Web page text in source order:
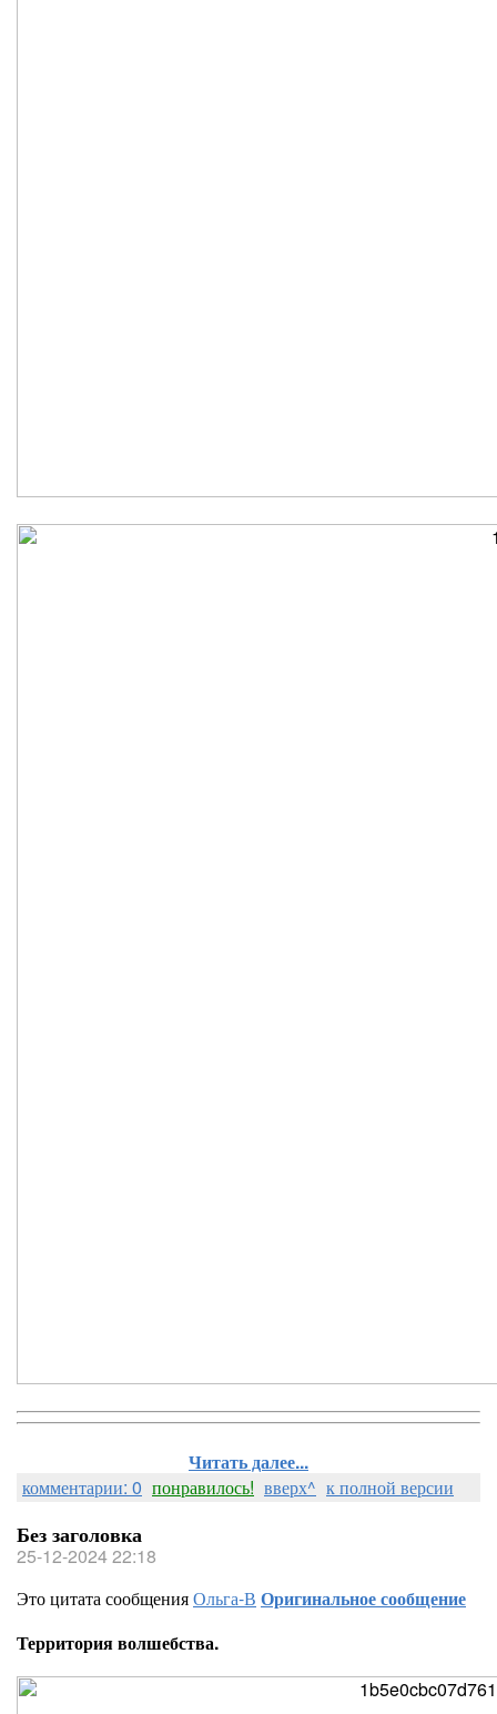
Читать далее...
комментарии: 0 понравилось! вверх^ к полной версии
Без заголовка
25-12-2024 22:18
Это цитата сообщенияОльга-В Оригинальное сообщение
Территория волшебства.